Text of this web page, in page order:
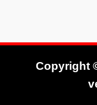
Copyright